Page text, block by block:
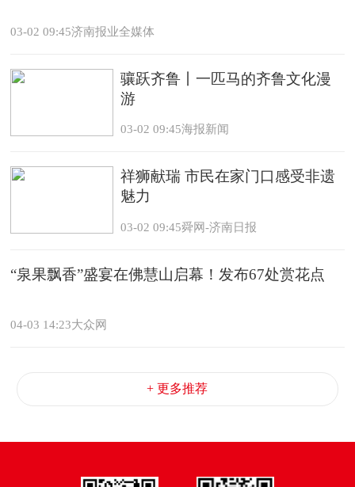
03-02 09:45济南报业全媒体
骧跃齐鲁丨一匹马的齐鲁文化漫
游
03-02 09:45海报新闻
祥狮献瑞 市民在家门口感受非遗
魅力
03-02 09:45舜网-济南日报
“泉果飘香”盛宴在佛慧山启幕！发布67处赏花点
04-03 14:23大众网
+ 更多推荐